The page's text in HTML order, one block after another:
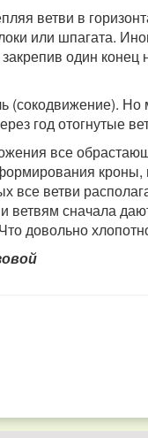
ветви в
или шпагата.
один
(сокодвижение).
год отогнутые
все
кроны,
все ветви
ветвям сначала
довольно